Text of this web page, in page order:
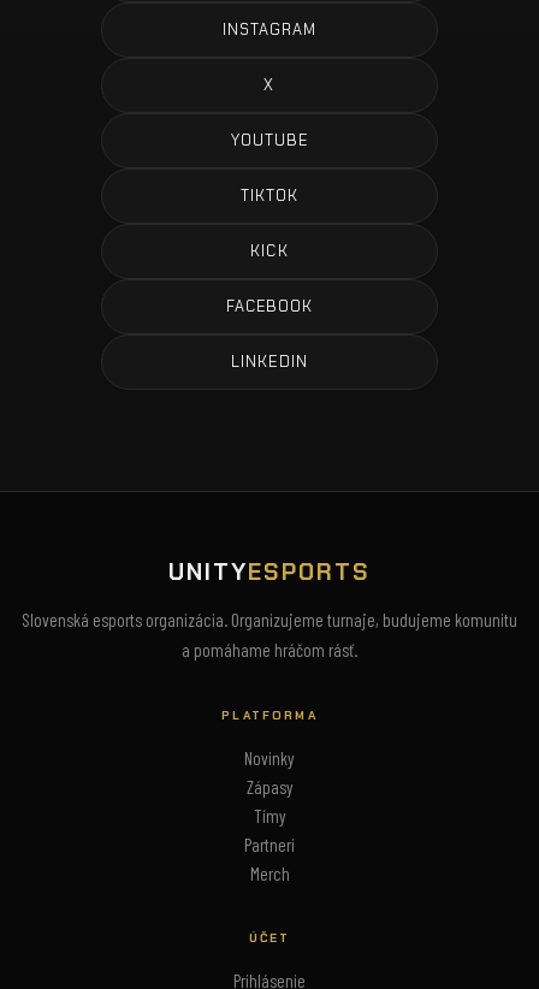
INSTAGRAM
X
YOUTUBE
TIKTOK
KICK
FACEBOOK
LINKEDIN
UNITYESPORTS
Slovenská esports organizácia. Organizujeme turnaje, budujeme komunitu
a pomáhame hráčom rásť.
PLATFORMA
Novinky
Zápasy
Tímy
Partneri
Merch
ÚČET
Prihlásenie